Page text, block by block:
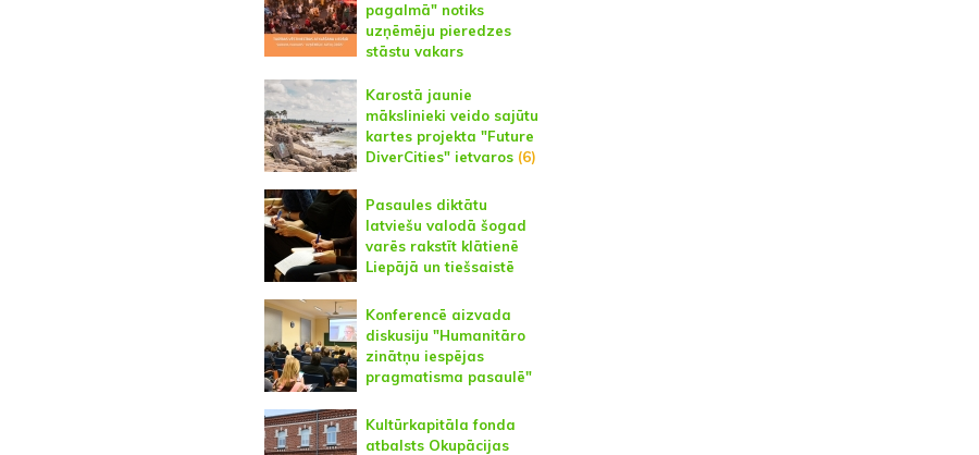
pagalmā" notiks
uzņēmēju pieredzes
stāstu vakars
Karostā jaunie
mākslinieki veido sajūtu
kartes projekta "Future
DiverCities" ietvaros(6)
Pasaules diktātu
latviešu valodā šogad
varēs rakstīt klātienē
Liepājā un tiešsaistē
Konferencē aizvada
diskusiju "Humanitāro
zinātņu iespējas
pragmatisma pasaulē"
Kultūrkapitāla fonda
atbalsts Okupācijas